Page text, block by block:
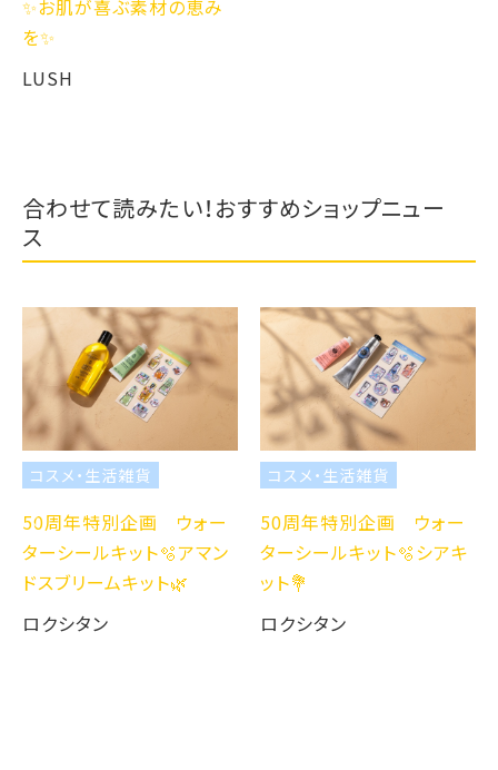
✨お肌が喜ぶ素材の恵み
を✨
LUSH
合わせて読みたい！おすすめショップニュー
ス
コスメ・生活雑貨
50周年特別企画 ウォー
ターシールキット🫧アマン
ドスブリームキット🌿
ロクシタン
コスメ・生活雑貨
50周年特別企画 ウォー
ターシールキット🫧シアキ
ット💐
ロクシタン